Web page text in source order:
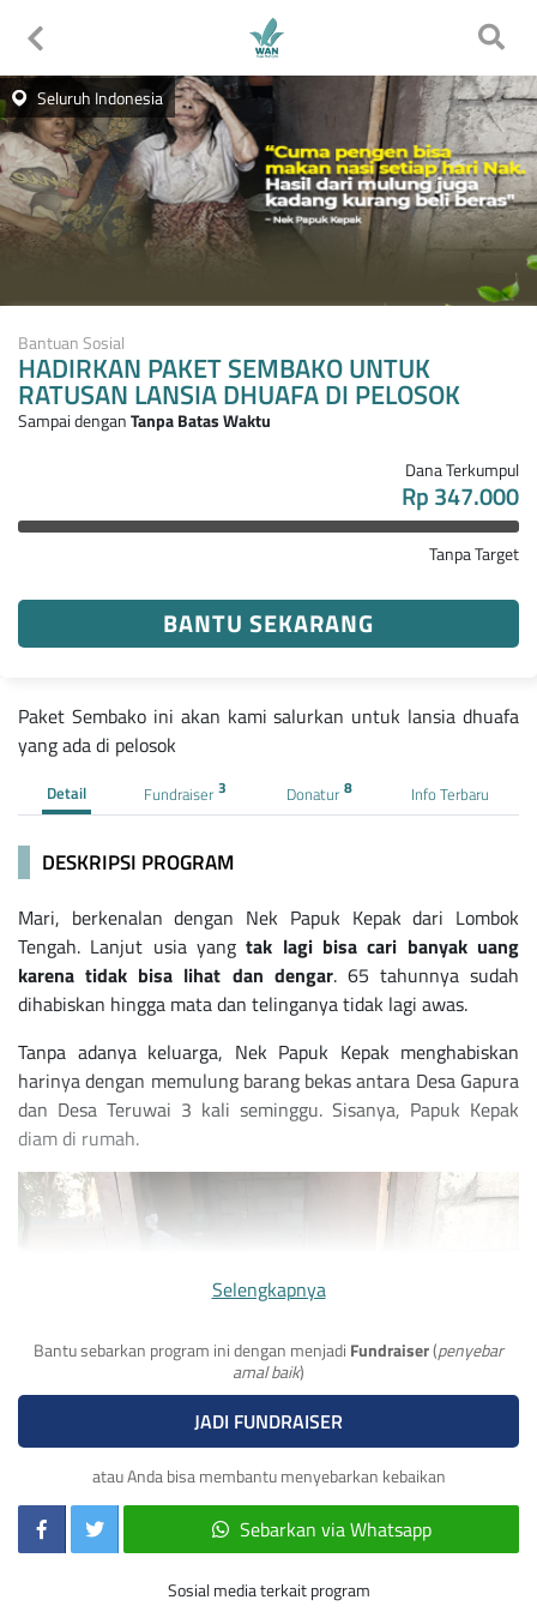
Seluruh Indonesia
Bantuan Sosial
HADIRKAN PAKET SEMBAKO UNTUK
RATUSAN LANSIA DHUAFA DI PELOSOK
Sampai denganTanpa Batas Waktu
Dana Terkumpul
Rp 347.000
Tanpa Target
BANTU SEKARANG
Paket Sembako ini akan kami salurkan untuk lansia dhuafa
yang ada di pelosok
Detail Fundraiser3 Donatur8 Info Terbaru
DESKRIPSI PROGRAM
Mari, berkenalan dengan Nek Papuk Kepak dari Lombok
Tengah. Lanjut usia yangtak lagi bisa cari banyak uang
karena tidak bisa lihat dan dengar. 65 tahunnya sudah
dihabiskan hingga mata dan telinganya tidak lagi awas.
Tanpa adanya keluarga, Nek Papuk Kepak menghabiskan
harinya dengan memulung barang bekas antara Desa Gapura
dan Desa Teruwai 3 kali seminggu. Sisanya, Papuk Kepak
diam di rumah.
Selengkapnya
Bantu sebarkan program ini dengan menjadi Fundraiser(penyebar
amal baik)
JADI FUNDRAISER
atau Anda bisa membantu menyebarkan kebaikan
Sebarkan via Whatsapp
Sosial media terkait program